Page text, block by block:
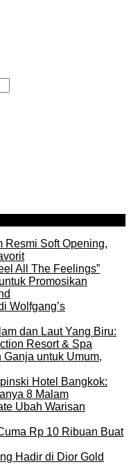
Resmi Soft Opening,
All The Feelings”
Promosikan
Wolfgang’s
dan Laut Yang Biru:
Resort & Spa
untuk Umum,
Hotel Bangkok:
8 Malam
Ubah Warisan
Rp 10 Ribuan Buat
Hadir di Dior Gold